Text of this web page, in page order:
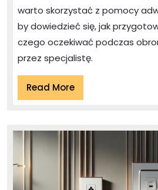
—
warto skorzystać z pomocy
by dowiedzieć się, jak
czego oczekiwać podczas
przez specjalistę.
Read MoreRead
More